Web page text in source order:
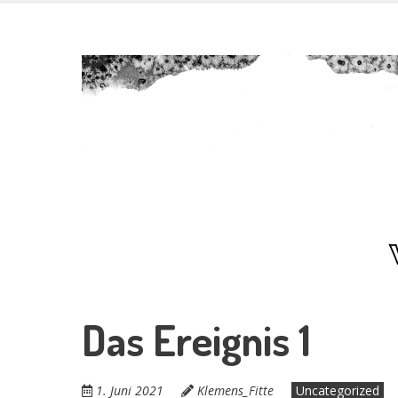
Das Ende der
verf***ten
Das Ereignis 1
1. Juni 2021 Klemens_Fitte Uncategorized